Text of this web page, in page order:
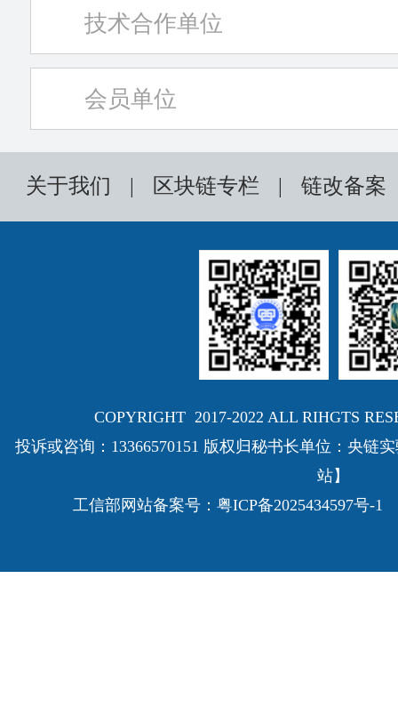
技术合作单位
会员单位
关于我们 | 区块链专栏 | 链改备案
COPYRIGHT 2017-2022 ALL RIHGTS
投诉或咨询：13366570151 版权归秘书长单位：央链
站】
工信部网站备案号： 粤ICP备2025434597号-1